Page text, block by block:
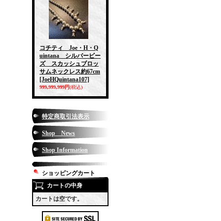
コチティ Joe・H・Q
uintana シルバービー
ズ スカッシュブロッ
サムネックレス約67cm
[JoeHQuintana107]
999,999,999円(税込)
特定商取引法表示
Shop News
Shop Information
ショッピングカート
カートの中身
カートは空です。